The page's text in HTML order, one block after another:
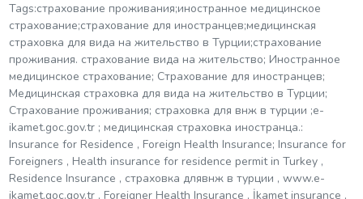
Tags:страхование проживания;иностранное медицинское
страхование;страхование для иностранцев;медицинская
страховка для вида на жительство в Турции;страхование
проживания. страхование вида на жительство; Иностранное
медицинское страхование; Страхование для иностранцев;
Медицинская страховка для вида на жительство в Турции;
Страхование проживания; страховка для внж в турции ;e-
ikamet.goc.gov.tr ; медицинская страховка иностранца.:
Insurance for Residence , Foreign Health Insurance; Insurance for
Foreigners , Health insurance for residence permit in Turkey ,
Residence Insurance , страховка длявнж в турции , www.e-
ikamet.goc.gov.tr , Foreigner Health Insurance , İkamet insurance ,